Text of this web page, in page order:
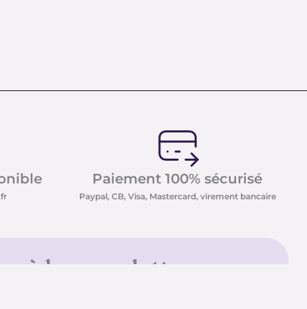
Paiement 100% sécurisé
Paypal, CB, Visa, Mastercard, virement bancaire
à la newsletter